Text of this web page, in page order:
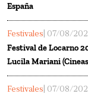
España
Festivales | 07/08/
Festival de Locarno
Lucila Mariani
Festivales | 07/08/